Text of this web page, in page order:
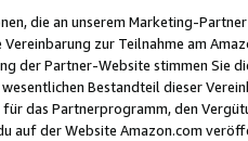
die an unserem Marketing-
Vereinbarung zur Teilnahme am
der Partner-Website stimmen Sie
Bestandteil dieser
das Partnerprogramm, den
auf der Website Amazon.com